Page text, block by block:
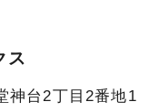
ス
神台2丁目2番地1